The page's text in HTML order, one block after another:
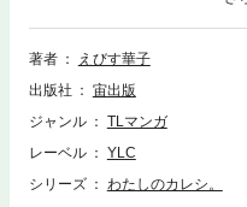
ゅっとつまったハッピーな１冊。
著者
えびす華子
出版社
宙出版
ジャンル
TLマンガ
レーベル
YLC
シリーズ
わたしのカレシ。